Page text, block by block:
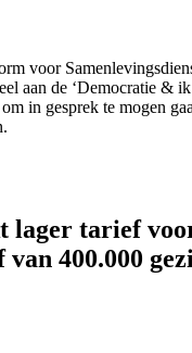
voor
aan de ‘Democratie &
in gesprek te mogen
lager tarief
400.000